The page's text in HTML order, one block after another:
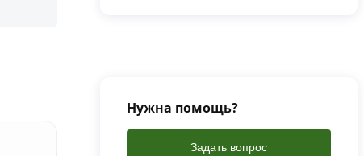
Нужна помощь?
Задать вопрос